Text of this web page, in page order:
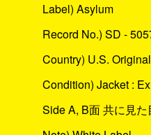
Label) Asylum
Record No.) SD -
Country) U.S. Original
Condition) Jacket :
Side A, B面 共に見